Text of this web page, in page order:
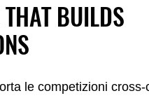
BUILDS
le competizioni